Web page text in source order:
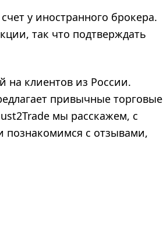
у иностранного брокера.
так что подтверждать
на клиентов из России.
привычные торговые
мы расскажем, с
с отзывами,